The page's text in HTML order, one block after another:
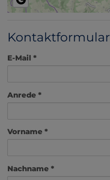
Kontaktformular
E-Mail
Anrede
Vorname
Nachname